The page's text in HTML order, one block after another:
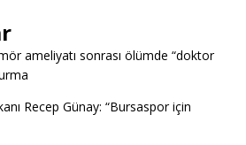
ameliyatı sonrası ölümde “doktor
Recep Günay: “Bursaspor için